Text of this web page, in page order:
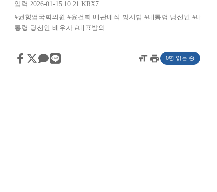
입력 2026-01-15 10:21 KRX7
#권향엽국회의원 #윤건희 매관매직 방지법 #대통령 당선인 #대
통령 당선인 배우자 #대표발의
format_sizeprint 0명 읽는 중